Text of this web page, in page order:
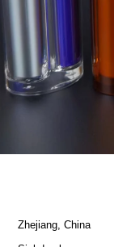
Zhejiang, China